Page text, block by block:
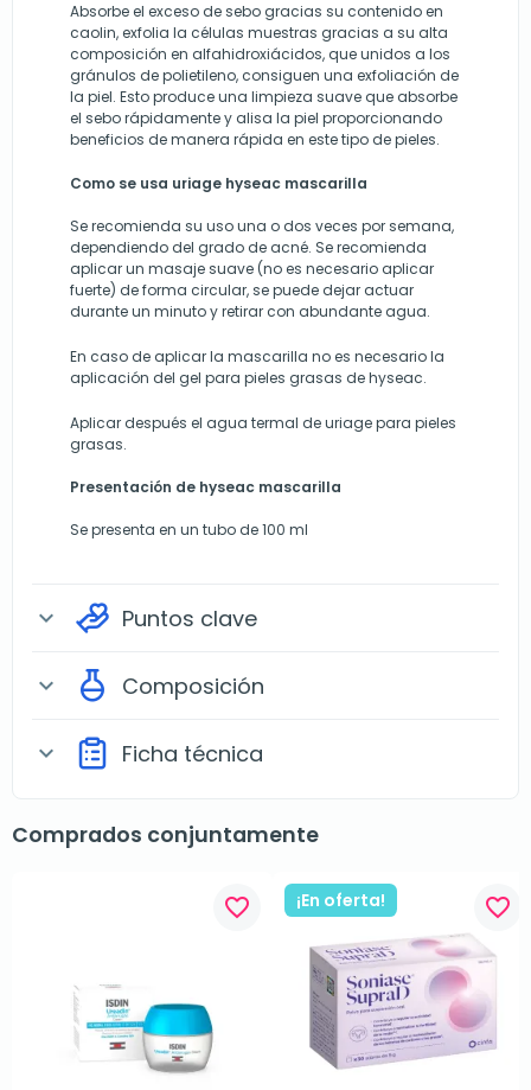
Absorbe el exceso de sebo gracias su contenido en
caolin, exfolia la células muestras gracias a su alta
composición en alfahidroxiácidos, que unidos a los
gránulos de polietileno, consiguen una exfoliación de
la piel. Esto produce una limpieza suave que absorbe
el sebo rápidamente y alisa la piel proporcionando
beneficios de manera rápida en este tipo de pieles.
Como se usa uriage hyseac mascarilla
Se recomienda su uso una o dos veces por semana,
dependiendo del grado de acné. Se recomienda
aplicar un masaje suave (no es necesario aplicar
fuerte) de forma circular, se puede dejar actuar
durante un minuto y retirar con abundante agua.
En caso de aplicar la mascarilla no es necesario la
aplicación del gel para pieles grasas de hyseac.
Aplicar después el agua termal de uriage para pieles
grasas.
Presentación de hyseac mascarilla
Se presenta en un tubo de 100 ml
expand_more Puntos clave
expand_more Composición
expand_more Ficha técnica
Comprados conjuntamente
favorite_border ¡En oferta! favorite_border